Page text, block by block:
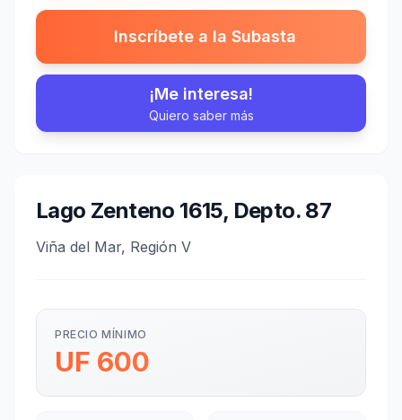
Lago Zenteno 1615, Depto. 87
Viña del Mar, Región V
PRECIO MÍNIMO
UF 600
Inscríbete a la Subasta
¡Me interesa!
Quiero saber más